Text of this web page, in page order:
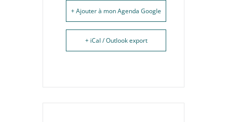
+ Ajouter à mon Agenda Google
+ iCal / Outlook export